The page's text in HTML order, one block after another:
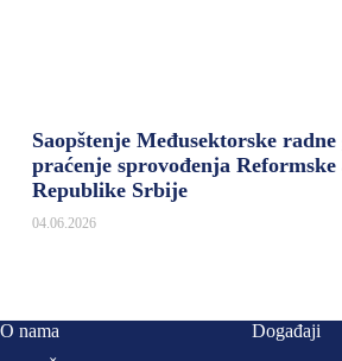
Saopštenje Međusektorske
praćenje sprovođenja Reformske
Republike Srbije
04.06.2026
O nama
Događaji